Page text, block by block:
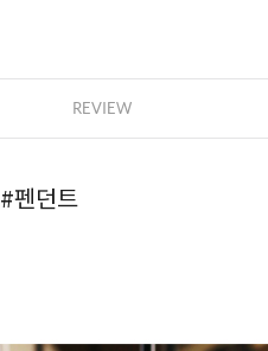
페이코 ID로 페이
REVIEW
#펜던트